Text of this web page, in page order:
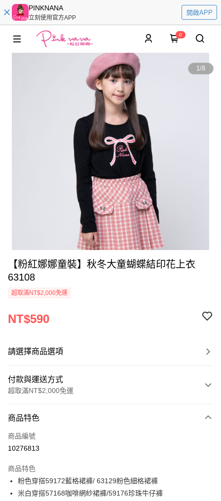
PINKNANA
立刻使用官方APP
開啟APP
0
1/8
【粉紅娜娜童裝】秋冬大童蝴蝶結印花上衣
63108
超取滿NT$2,000免運
NT$590
請選擇商品選項
付款與運送方式
超取滿NT$2,000免運
信用卡一次付款
超商取貨付款
Apple Pay
Google Pay
商品特色
商品編號
10276813
商品特色
粉色穿搭59172藍格裙褲/ 63129粉色細格裙褲
米白穿搭57168咖啡網紗裙褲/59176珍珠牛仔褲